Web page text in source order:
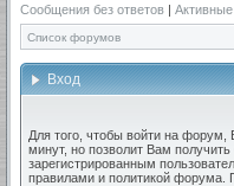
Сообщения без ответов |
Список форумов
Вход
Для того, чтобы войти на форум,
минут, но позволит Вам
зарегистрированным
правилами и политикой форума.